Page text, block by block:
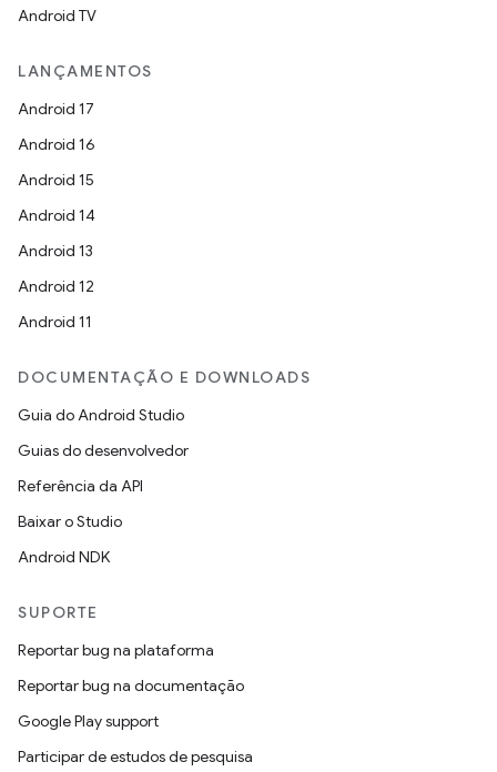
Android TV
LANÇAMENTOS
Android 17
Android 16
Android 15
Android 14
Android 13
Android 12
Android 11
DOCUMENTAÇÃO E DOWNLOADS
Guia do Android Studio
Guias do desenvolvedor
Referência da API
Baixar o Studio
Android NDK
SUPORTE
Reportar bug na plataforma
Reportar bug na documentação
Google Play support
Participar de estudos de pesquisa